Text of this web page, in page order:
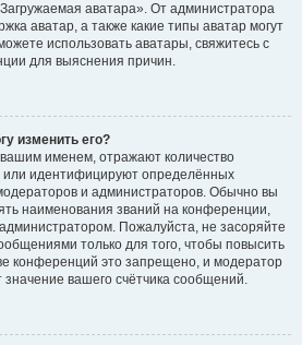
аватара». От администратора
аватар, а также какие типы аватар могут
использовать аватары, свяжитесь с
для выяснения причин.
изменить его?
именем, отражают количество
идентифицируют определённых
и администраторов. Обычно вы
наименования званий на конференции,
Пожалуйста, не засоряйте
только для того, чтобы повысить
конференций это запрещено, и модератор
вашего счётчика сообщений.